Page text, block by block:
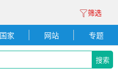
筛选
国家 网站 专题
搜索